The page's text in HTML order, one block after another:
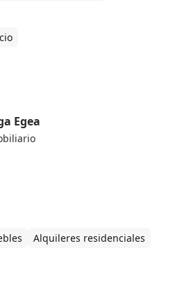
Egea
Alquileres residenciales